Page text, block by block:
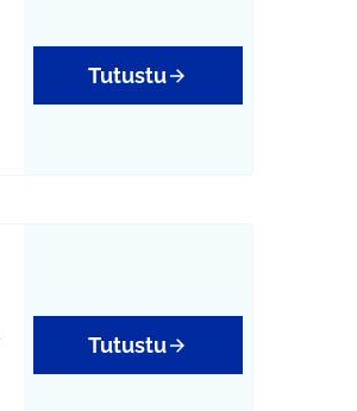
Tutustu
Tutustu